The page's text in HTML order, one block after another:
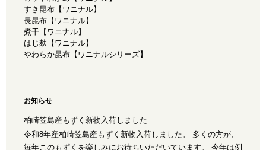
すき昆布【ワニナル】
長昆布【ワニナル】
煮干【ワニナル】
はじ麸【ワニナル】
やわらか昆布【ワニナルシリーズ】
お知らせ
柏崎笠島産もずく新物入荷しました
令和8年産柏崎笠島産もずく新物入荷しました。 多くの方が、
毎年このもずくを楽しみにお待ちいただいています。 今年は例